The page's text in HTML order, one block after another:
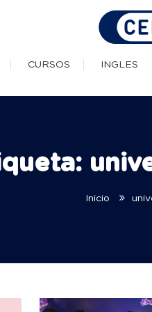
Técnicas
CURSOS INGLES
Inicio